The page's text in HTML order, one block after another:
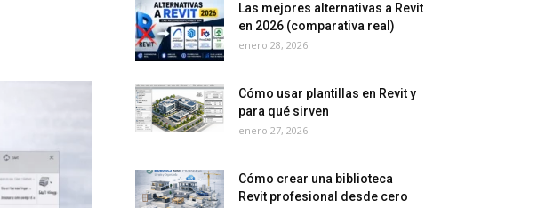
Las mejores alternativas a Revit
en 2026 (comparativa real)
enero 28, 2026
Cómo usar plantillas en Revit y
para qué sirven
enero 27, 2026
Cómo crear una biblioteca
Revit profesional desde cero